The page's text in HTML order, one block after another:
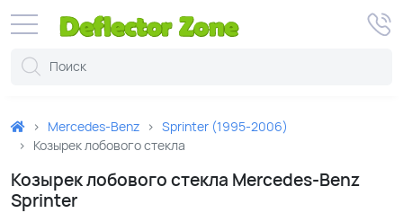
Mercedes-Benz
Sprinter (1995-2006)
Козырек лобового стекла
Козырек лобового стекла Mercedes-Benz
Sprinter